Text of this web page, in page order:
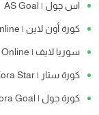
اس جول | AS Goal
كورة أون لاين | kora online
سوريا لايف | Syria Live Online
كورة ستار | Kora Star
كورة جول | Kora Goal